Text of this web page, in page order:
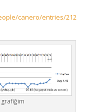
canero/entries/212